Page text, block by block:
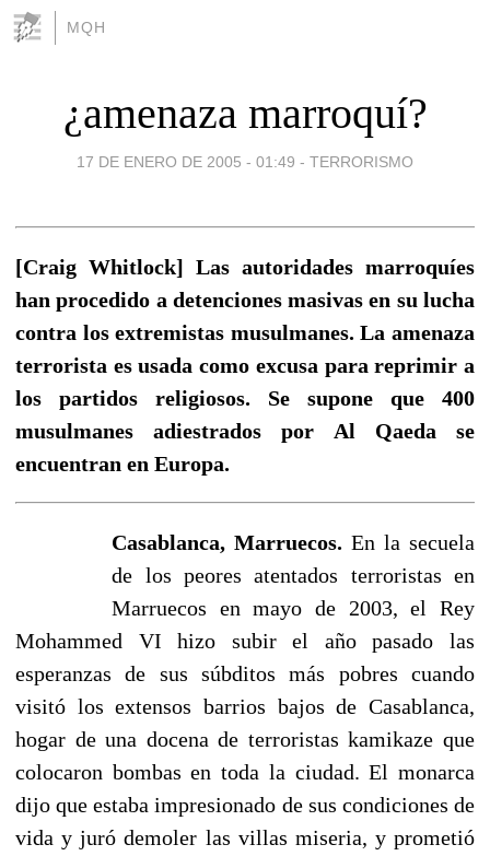
MQH
¿amenaza marroquí?
17 DE ENERO DE 2005 - 01:49 - TERRORISMO
[Craig Whitlock] Las autoridades marroquíes
han procedido a detenciones masivas en su lucha
contra los extremistas musulmanes. La amenaza
terrorista es usada como excusa para reprimir a
los partidos religiosos. Se supone que 400
musulmanes adiestrados por Al Qaeda se
encuentran en Europa.
Casablanca, Marruecos. En la secuela
de los peores atentados terroristas en
Marruecos en mayo de 2003, el Rey
Mohammed VI hizo subir el año pasado las
esperanzas de sus súbditos más pobres cuando
visitó los extensos barrios bajos de Casablanca,
hogar de una docena de terroristas kamikaze que
colocaron bombas en toda la ciudad. El monarca
dijo que estaba impresionado de sus condiciones de
vida y juró demoler las villas miseria, y prometió